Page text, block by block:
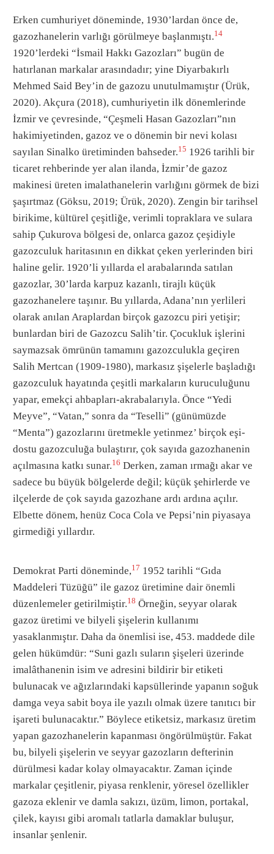
Erken cumhuriyet döneminde, 1930’lardan önce de,
gazozhanelerin varlığı görülmeye başlanmıştı.14
1920’lerdeki “İsmail Hakkı Gazozları” bugün de
hatırlanan markalar arasındadır; yine Diyarbakırlı
Mehmed Said Bey’in de gazozu unutulmamıştır (Ürük,
2020). Akçura (2018), cumhuriyetin ilk dönemlerinde
İzmir ve çevresinde, “Çeşmeli Hasan Gazozları”nın
hakimiyetinden, gazoz ve o dönemin bir nevi kolası
sayılan Sinalko üretiminden bahseder.15 1926 tarihli bir
ticaret rehberinde yer alan ilanda, İzmir’de gazoz
makinesi üreten imalathanelerin varlığını görmek de bizi
şaşırtmaz (Göksu, 2019; Ürük, 2020). Zengin bir tarihsel
birikime, kültürel çeşitliğe, verimli topraklara ve sulara
sahip Çukurova bölgesi de, onlarca gazoz çeşidiyle
gazozculuk haritasının en dikkat çeken yerlerinden biri
haline gelir. 1920’li yıllarda el arabalarında satılan
gazozlar, 30’larda karpuz kazanlı, tirajlı küçük
gazozhanelere taşınır. Bu yıllarda, Adana’nın yerlileri
olarak anılan Araplardan birçok gazozcu piri yetişir;
bunlardan biri de Gazozcu Salih’tir. Çocukluk işlerini
saymazsak ömrünün tamamını gazozculukla geçiren
Salih Mertcan (1909-1980), markasız şişelerle başladığı
gazozculuk hayatında çeşitli markaların kuruculuğunu
yapar, emekçi ahbapları-akrabalarıyla. Önce “Yedi
Meyve”, “Vatan,” sonra da “Teselli” (günümüzde
“Menta”) gazozlarını üretmekle yetinmez’ birçok eşi-
dostu gazozculuğa bulaştırır, çok sayıda gazozhanenin
açılmasına katkı sunar.16 Derken, zaman ırmağı akar ve
sadece bu büyük bölgelerde değil; küçük şehirlerde ve
ilçelerde de çok sayıda gazozhane ardı ardına açılır.
Elbette dönem, henüz Coca Cola ve Pepsi’nin piyasaya
girmediği yıllardır.
Demokrat Parti döneminde,17 1952 tarihli “Gıda
Maddeleri Tüzüğü” ile gazoz üretimine dair önemli
düzenlemeler getirilmiştir.18 Örneğin, seyyar olarak
gazoz üretimi ve bilyeli şişelerin kullanımı
yasaklanmıştır. Daha da önemlisi ise, 453. maddede dile
gelen hükümdür: “Suni gazlı suların şişeleri üzerinde
imalâthanenin isim ve adresini bildirir bir etiketi
bulunacak ve ağızlarındaki kapsüllerinde yapanın soğuk
damga veya sabit boya ile yazılı olmak üzere tanıtıcı bir
işareti bulunacaktır.” Böylece etiketsiz, markasız üretim
yapan gazozhanelerin kapanması öngörülmüştür. Fakat
bu, bilyeli şişelerin ve seyyar gazozların defterinin
dürülmesi kadar kolay olmayacaktır. Zaman içinde
markalar çeşitlenir, piyasa renklenir, yöresel özellikler
gazoza eklenir ve damla sakızı, üzüm, limon, portakal,
çilek, kayısı gibi aromalı tatlarla damaklar buluşur,
insanlar şenlenir.